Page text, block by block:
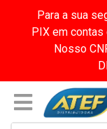
Para a sua
PIX em contas
Nosso